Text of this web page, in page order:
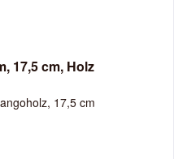
17,5 cm, Holz
17,5 cm